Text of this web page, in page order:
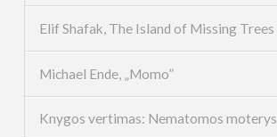
Elif Shafak, The Island of Missing Trees
Michael Ende, „Momo”
Knygos vertimas: Nematomos moterys